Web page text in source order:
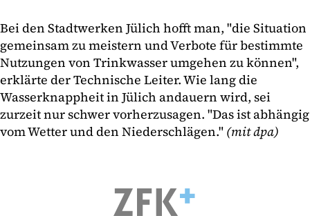
Bei den Stadtwerken Jülich hofft man, "die Situation
gemeinsam zu meistern und Verbote für bestimmte
Nutzungen von Trinkwasser umgehen zu können",
erklärte der Technische Leiter. Wie lang die
Wasserknappheit in Jülich andauern wird, sei
zurzeit nur schwer vorherzusagen. "Das ist abhängig
vom Wetter und den Niederschlägen." (mit dpa)